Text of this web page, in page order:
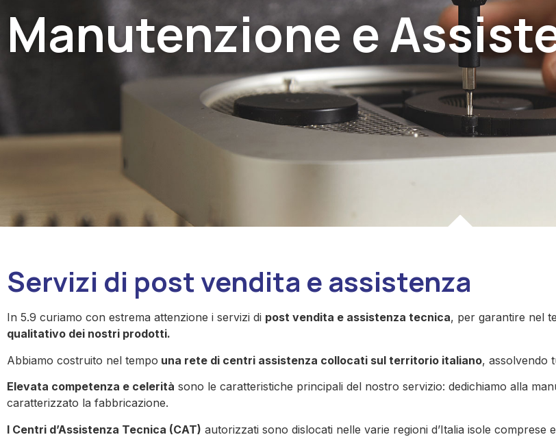
Manutenzione e
Servizi di post vendita e assistenza
In 5.9 curiamo con estrema attenzione i servizi di post vendita e assistenza tecnica, per garantire nel
qualitativo dei nostri prodotti.
Abbiamo costruito nel tempo una rete di centri assistenza collocati sul territorio italiano, assolvendo
Elevata competenza e celerità sono le caratteristiche principali del nostro servizio: dedichiamo alla
caratterizzato la fabbricazione.
I Centri d’Assistenza Tecnica (CAT) autorizzati sono dislocati nelle varie regioni d’Italia isole comprese